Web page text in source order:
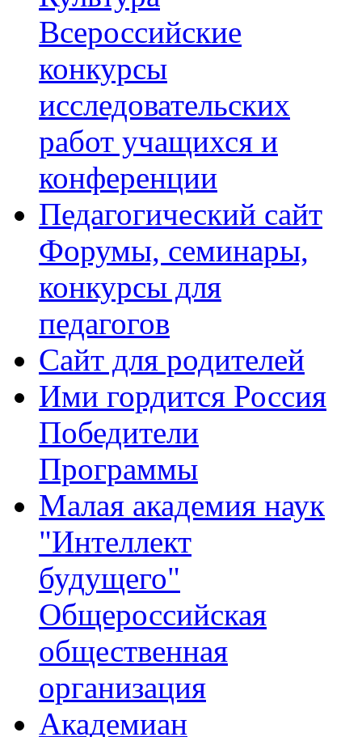
Всероссийские
конкурсы
исследовательских
работ учащихся и
конференции
Педагогический сайт
Форумы, семинары,
конкурсы для
педагогов
Сайт для родителей
Ими гордится Россия
Победители
Программы
Малая академия наук
"Интеллект
будущего"
Общероссийская
общественная
организация
Академиан